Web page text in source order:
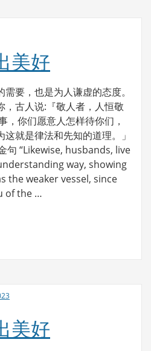
美好
要，也是为人谦虚的态度。
，古人说:『敬人者，人恒敬
，你们愿意人怎样待你们，
就是律法和先知的道理。」
句 “Likewise, husbands, live
way, showing
the weaker vessel, since
of the …
美好